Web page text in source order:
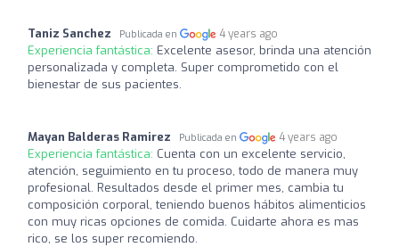
Taniz Sanchez Publicada en 4 years ago
Experiencia fantástica: Excelente asesor, brinda una atención
personalizada y completa. Super comprometido con el
bienestar de sus pacientes.
Mayan Balderas Ramirez Publicada en 4 years ago
Experiencia fantástica: Cuenta con un excelente servicio,
atención, seguimiento en tu proceso, todo de manera muy
profesional. Resultados desde el primer mes, cambia tu
composición corporal, teniendo buenos hábitos alimenticios
con muy ricas opciones de comida. Cuidarte ahora es mas
rico, se los super recomiendo.